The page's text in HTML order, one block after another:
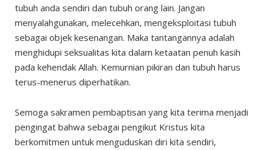
tubuh anda sendiri dan tubuh orang lain. Jangan
menyalahgunakan, melecehkan, mengeksploitasi tubuh
sebagai objek kesenangan. Maka tantangannya adalah
menghidupi seksualitas kita dalam ketaatan penuh kasih
pada kehendak Allah. Kemurnian pikiran dan tubuh harus
terus-menerus diperhatikan.
Semoga sakramen pembaptisan yang kita terima menjadi
pengingat bahwa sebagai pengikut Kristus kita
berkomitmen untuk menguduskan diri kita sendiri,